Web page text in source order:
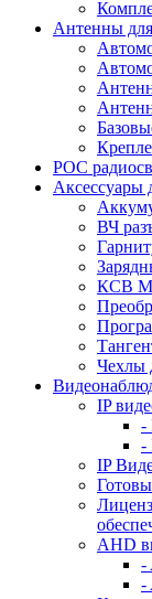
Антенны
POC
Аксессуары
ВЧ
КСВ
Чехлы
IP
-
-
IP
AHD
-
-